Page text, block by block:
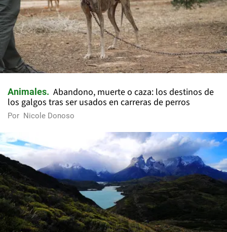
Animales
Abandono, muerte o caza: los destinos de
los galgos tras ser usados en carreras de perros
Por Nicole Donoso